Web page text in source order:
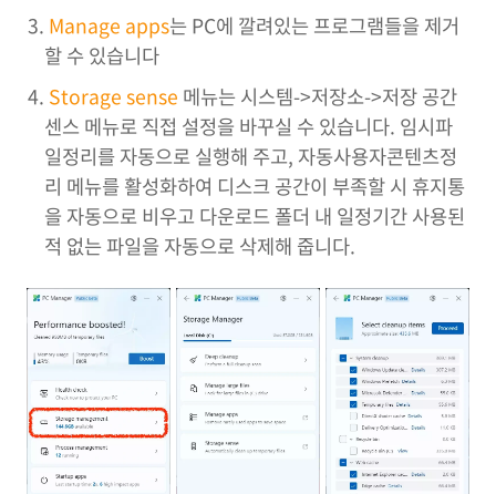
Manage apps는 PC에 깔려있는 프로그램들을 제거
할 수 있습니다
Storage sense 메뉴는 시스템->저장소->저장 공간
센스 메뉴로 직접 설정을 바꾸실 수 있습니다. 임시파
일정리를 자동으로 실행해 주고, 자동사용자콘텐츠정
리 메뉴를 활성화하여 디스크 공간이 부족할 시 휴지통
을 자동으로 비우고 다운로드 폴더 내 일정기간 사용된
적 없는 파일을 자동으로 삭제해 줍니다.